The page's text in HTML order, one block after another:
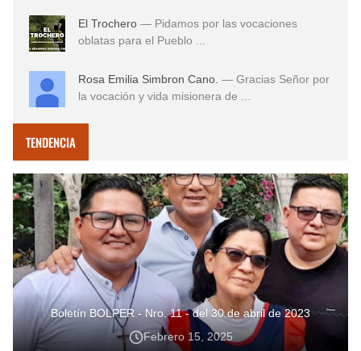
El Trochero — Pidamos por las vocaciones
oblatas para el Pueblo ...
Rosa Emilia Simbron Cano. — Gracias Señor por
la vocación y vida misionera de ...
TENDENCIA
Boletín BOLPER - Nro. 11 - del 30 de abril de 2023
Febrero 15, 2025